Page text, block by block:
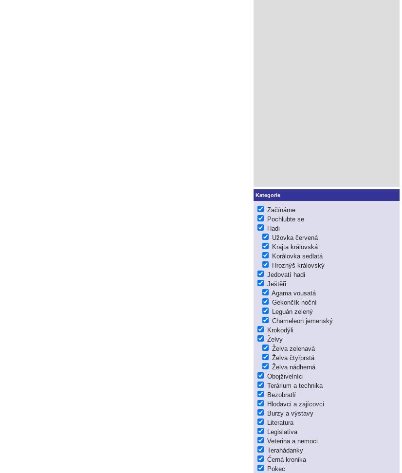
Kategorie
Začínáme
Pochlubte se
Hadi
Užovka červená
Krajta královská
Korálovka sedlatá
Hroznýš královský
Jedovatí hadi
Ještěři
Agama vousatá
Gekončík noční
Leguán zelený
Chameleon jemenský
Krokodýli
Želvy
Želva zelenavá
Želva čtyřprstá
Želva nádherná
Obojživelníci
Terárium a technika
Bezobratlí
Hlodavci a zajícovci
Burzy a výstavy
Literatura
Legislativa
Veterina a nemoci
Terahádanky
Černá kronika
Pokec